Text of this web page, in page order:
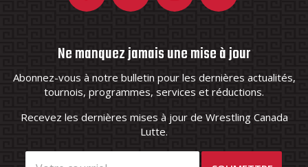
Ne manquez jamais une mise à jour
Abonnez-vous à notre bulletin pour les dernières actualités,
tournois, programmes, services et réductions.
Recevez les dernières mises à jour de Wrestling Canada
Lutte.